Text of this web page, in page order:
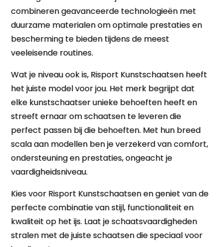
combineren geavanceerde technologieën met
duurzame materialen om optimale prestaties en
bescherming te bieden tijdens de meest
veeleisende routines.
Wat je niveau ook is, Risport Kunstschaatsen heeft
het juiste model voor jou. Het merk begrijpt dat
elke kunstschaatser unieke behoeften heeft en
streeft ernaar om schaatsen te leveren die
perfect passen bij die behoeften. Met hun breed
scala aan modellen ben je verzekerd van comfort,
ondersteuning en prestaties, ongeacht je
vaardigheidsniveau.
Kies voor Risport Kunstschaatsen en geniet van de
perfecte combinatie van stijl, functionaliteit en
kwaliteit op het ijs. Laat je schaatsvaardigheden
stralen met de juiste schaatsen die speciaal voor